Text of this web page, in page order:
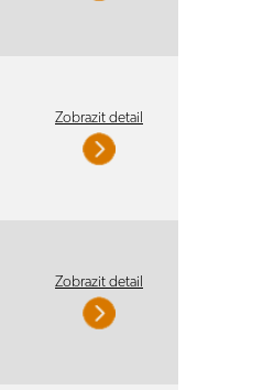
Zobrazit detail
Zobrazit detail